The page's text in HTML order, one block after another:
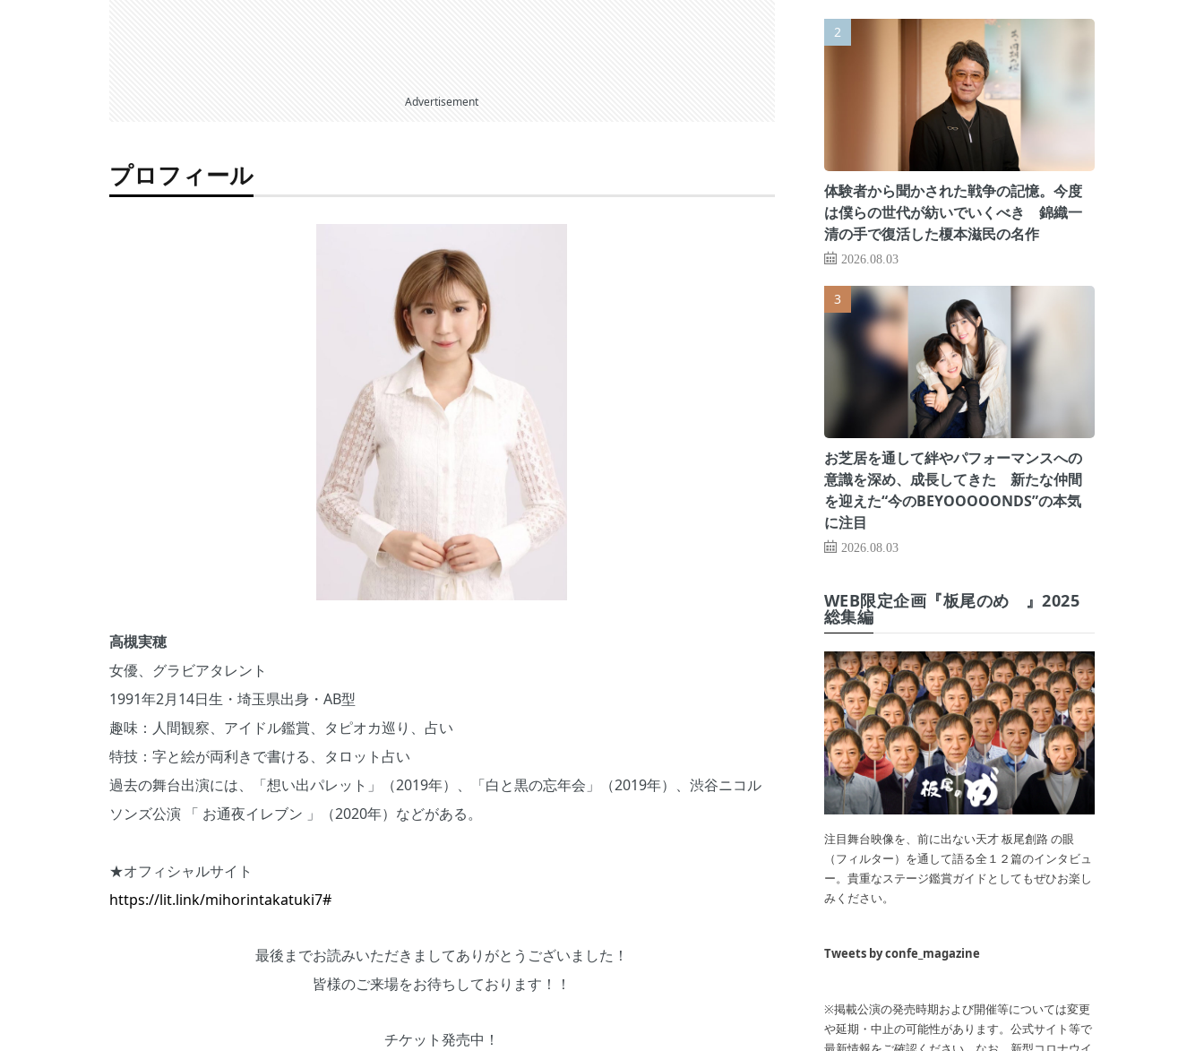
Advertisement
プロフィール
高槻実穂
女優、グラビアタレント
1991年2月14日生・埼玉県出身・AB型
趣味：人間観察、アイドル鑑賞、タピオカ巡り、占い
特技：字と絵が両利きで書ける、タロット占い
過去の舞台出演には、「想い出パレット」（2019年）、「白と黒の忘年会」（2019年）、渋谷ニコル
ソンズ公演 「 お通夜イレブン 」（2020年）などがある。
★オフィシャルサイト
https://lit.link/mihorintakatuki7#
最後までお読みいただきましてありがとうございました！
皆様のご来場をお待ちしております！！
チケット発売中！
体験者から聞かされた戦争の記憶。今度
は僕らの世代が紡いでいくべき 錦織一
清の手で復活した榎本滋民の名作
2026.08.03
お芝居を通して絆やパフォーマンスへの
意識を深め、成長してきた 新たな仲間
を迎えた“今のBEYOOOOONDS”の本気
に注目
2026.08.03
WEB限定企画『板尾のめ゙』2025
総集編
注目舞台映像を、前に出ない天才 板尾創路 の眼
（フィルター）を通して語る全１２篇のインタビュ
ー。貴重なステージ鑑賞ガイドとしてもぜひお楽し
みください。
Tweets by confe_magazine
※掲載公演の発売時期および開催等については変更
や延期・中止の可能性があります。公式サイト等で